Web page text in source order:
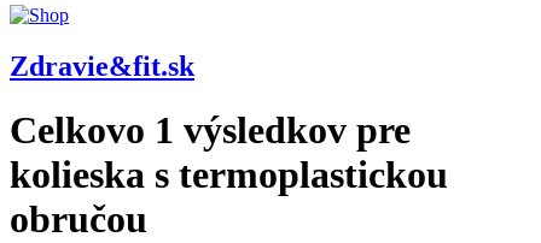
Zdravie&fit.sk
Celkovo 1 výsledkov pre
kolieska s termoplastickou
obručou